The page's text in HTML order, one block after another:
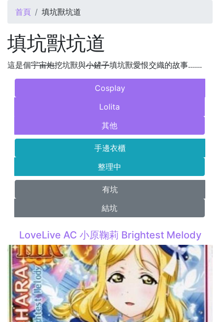
您在這裡
首頁 填坑獸坑道
填坑獸坑道
這是個宇宙炮挖坑獸與小鏟子填坑獸愛恨交織的故事.......
Cosplay
Lolita
其他
手邊衣櫃
整理中
有坑
結坑
LoveLive AC 小原鞠莉 Brightest Melody